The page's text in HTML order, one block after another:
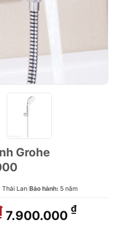
Grohe
Lan Bảo hành: 5 năm
Giá
gốc
7.900.000 ₫Giá
27799000 số lượng